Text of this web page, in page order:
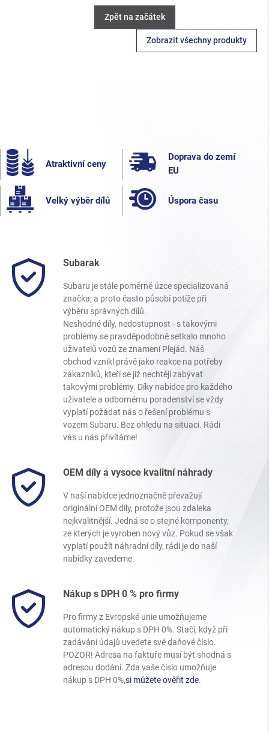
Zpět na začátek
Zobrazit všechny produkty
Atraktivní ceny
Doprava do zemí
EU
Velký výběr dílů Úspora času
Subarak
Subaru je stále poměrně úzce specializovaná
značka, a proto často působí potíže při
výběru správných dílů.
Neshodné díly, nedostupnost - s takovými
problémy se pravděpodobně setkalo mnoho
uživatelů vozů ze znamení Plejád. Náš
obchod vznikl právě jako reakce na potřeby
zákazníků, kteří se již nechtějí zabývat
takovými problémy. Díky nabídce pro každého
uživatele a odbornému poradenství se vždy
vyplatí požádat nás o řešení problému s
vozem Subaru. Bez ohledu na situaci. Rádi
vás u nás přivítáme!
OEM díly a vysoce kvalitní náhrady
V naší nabídce jednoznačně převažují
originální OEM díly, protože jsou zdaleka
nejkvalitnější. Jedná se o stejné komponenty,
ze kterých je vyroben nový vůz. Pokud se však
vyplatí použít náhradní díly, rádi je do naší
nabídky zavedeme.
Nákup s DPH 0 % pro firmy
Pro firmy z Evropské unie umožňujeme
automatický nákup s DPH 0%. Stačí, když při
zadávání údajů uvedete své daňové číslo.
POZOR! Adresa na faktuře musí být shodná s
adresou dodání. Zda vaše číslo umožňuje
nákup s DPH 0%,si můžete ověřit zde.